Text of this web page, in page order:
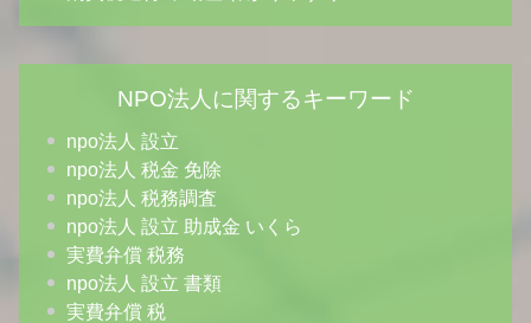
NPO法人に関するキーワード
npo法人 設立
npo法人 税金 免除
npo法人 税務調査
npo法人 設立 助成金 いくら
実費弁償 税務
npo法人 設立 書類
実費弁償 税